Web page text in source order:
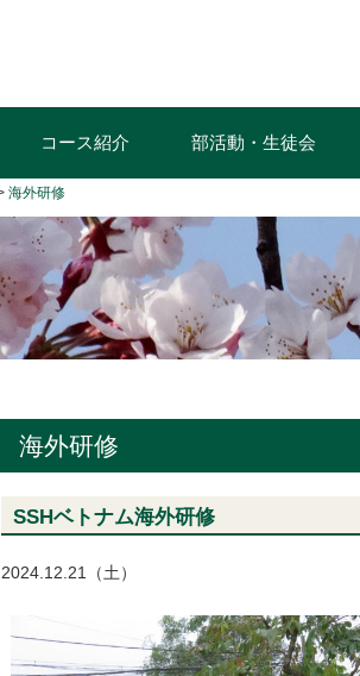
コース紹介 部活動・生徒会
海外研修
海外研修
SSHベトナム海外研修
2024.12.21（土）